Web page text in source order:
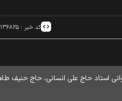
کد خبر :۱۳۶۸۲۵
استاد حاج علی انسانی، حاج حنیف